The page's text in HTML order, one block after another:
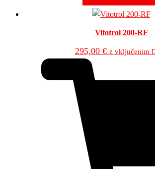
Vitotrol 200-RF
295,00 € z vključenim